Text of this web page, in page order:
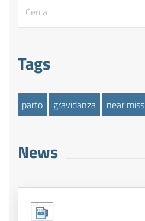
Tags
parto gravidanza near miss
News